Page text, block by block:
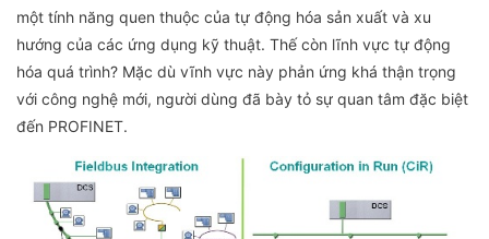
một tính năng quen thuộc của tự động hóa sản xuất và xu
hướng của các ứng dụng kỹ thuật. Thế còn lĩnh vực tự động
hóa quá trình? Mặc dù vĩnh vực này phản ứng khá thận trọng
với công nghệ mới, người dùng đã bày tỏ sự quan tâm đặc biệt
đến PROFINET.